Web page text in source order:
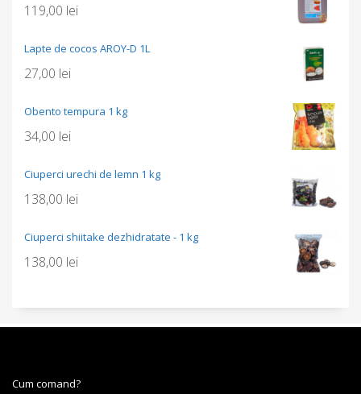
119,00 lei
Lapte de cocos AROY-D 1L
27,00 lei
Obento tempura 1 kg
34,00 lei
Ciuperci urechi de lemn 1 kg
138,00 lei
Ciuperci shiitake dezhidratate - 1 kg
138,00 lei
Cum comand?